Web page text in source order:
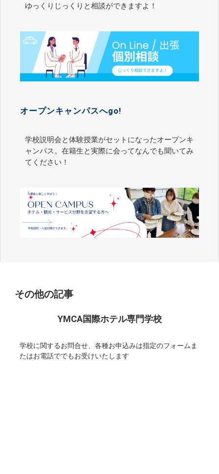
ゆっくりじっくりと相談ができますよ！
オープンキャンパスへgo!
学校説明会と体験授業がセットになったオープンキ
ャンパス。在籍生と実際に会ってなんでも聞いてみ
てください！
その他の記事
YMCA国際ホテル専門学校
学校に関するお問合せ、各種お申込みは指定のフォームま
たはお電話ででもお受けいたします